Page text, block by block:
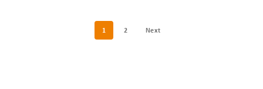
1 2 Next